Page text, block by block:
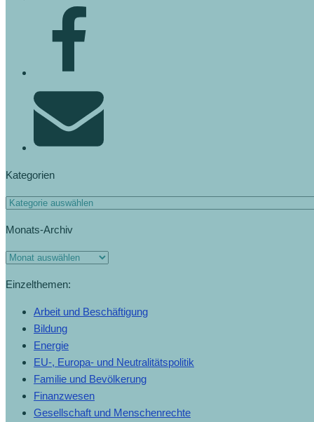
Kategorien
Monats-Archiv
Einzelthemen:
Arbeit und Beschäftigung
Bildung
Energie
EU-, Europa- und Neutralitätspolitik
Familie und Bevölkerung
Finanzwesen
Gesellschaft und Menschenrechte